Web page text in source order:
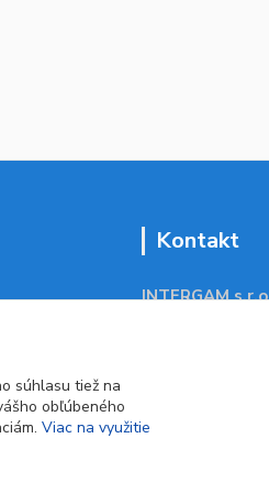
Kontakt
INTERGAM s.r.o
súhlasu tiež na
obľúbeného
Viac na využitie